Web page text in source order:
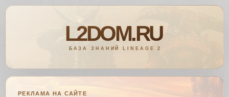
РЕКЛАМА НА САЙТЕ